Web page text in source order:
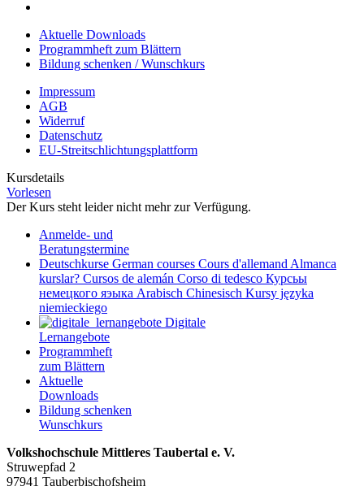
Aktuelle Downloads
Programmheft zum Blättern
Bildung schenken / Wunschkurs
Impressum
AGB
Widerruf
Datenschutz
EU-Streitschlichtungsplattform
Kursdetails
Vorlesen
Der Kurs steht leider nicht mehr zur Verfügung.
Anmelde- und
Beratungstermine
Deutschkurse German courses Cours d'allemand Almanca
kurslar? Cursos de alemán Corso di tedesco Курсьы
немецкого яэыка Arabisch Chinesisch Kursy języka
niemieckiego
Digitale
Lernangebote
Programmheft
zum Blättern
Aktuelle
Downloads
Bildung schenken
Wunschkurs
Volkshochschule Mittleres Taubertal e. V.
Struwepfad 2
97941 Tauberbischofsheim